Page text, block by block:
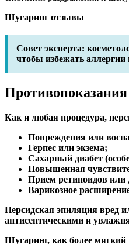
Шугаринг отзывы
Совет эксперта:
чтобы избежать
Как и любая процедура,
Повреждения или
Герпес или экзема;
Сахарный диабет
Повышенная
Прием ретиноидов
Варикозное
Персидская эпиляция вред
антисептическими и
Шугаринг, как более